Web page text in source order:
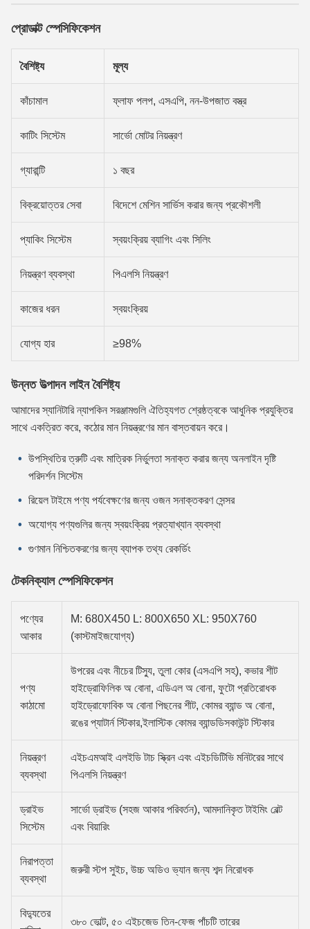
প্রোডাক্ট স্পেসিফিকেশন
বৈশিষ্ট্য মূল্য
কাঁচামাল ফ্লাফ পলপ, এসএপি, নন-উপজাত বস্ত্র
কাটিং সিস্টেম সার্ভো মোটর নিয়ন্ত্রণ
গ্যারান্টি ১ বছর
বিক্রয়োত্তর সেবা বিদেশে মেশিন সার্ভিস করার জন্য প্রকৌশলী
প্যাকিং সিস্টেম স্বয়ংক্রিয় ব্যাগিং এবং সিলিং
নিয়ন্ত্রণ ব্যবস্থা পিএলসি নিয়ন্ত্রণ
কাজের ধরন স্বয়ংক্রিয়
যোগ্য হার ≥98%
উন্নত উত্পাদন লাইন বৈশিষ্ট্য
আমাদের স্যানিটারি ন্যাপকিন সরঞ্জামগুলি ঐতিহ্যগত শ্রেষ্ঠত্বকে আধুনিক প্রযুক্তির
সাথে একত্রিত করে, কঠোর মান নিয়ন্ত্রণের মান বাস্তবায়ন করে।
উপস্থিতির ত্রুটি এবং মাত্রিক নির্ভুলতা সনাক্ত করার জন্য অনলাইন দৃষ্টি
পরিদর্শন সিস্টেম
রিয়েল টাইমে পণ্য পর্যবেক্ষণের জন্য ওজন সনাক্তকরণ সেন্সর
অযোগ্য পণ্যগুলির জন্য স্বয়ংক্রিয় প্রত্যাখ্যান ব্যবস্থা
গুণমান নিশ্চিতকরণের জন্য ব্যাপক তথ্য রেকর্ডিং
টেকনিক্যাল স্পেসিফিকেশন
পণ্যের
আকার
M: 680X450 L: 800X650 XL: 950X760
(কাস্টমাইজযোগ্য)
পণ্য
কাঠামো
উপরের এবং নীচের টিস্যু, তুলা কোর (এসএপি সহ), কভার শীট
হাইড্রোফিলিক অ বোনা, এডিএল অ বোনা, ফুটো প্রতিরোধক
হাইড্রোফোবিক অ বোনা পিছনের শীট, কোমর ব্যান্ড অ বোনা,
রঙের প্যাটার্ন স্টিকার,ইলাস্টিক কোমর ব্যান্ডডিসকাউন্ট স্টিকার
নিয়ন্ত্রণ
ব্যবস্থা
এইচএমআই এলইডি টাচ স্ক্রিন এবং এইচডিটিভি মনিটরের সাথে
পিএলসি নিয়ন্ত্রণ
ড্রাইভ
সিস্টেম
সার্ভো ড্রাইভ (সহজ আকার পরিবর্তন), আমদানিকৃত টাইমিং বেল্ট
এবং বিয়ারিং
নিরাপত্তা
ব্যবস্থা
জরুরী স্টপ সুইচ, উচ্চ অডিও ভ্যান জন্য শব্দ নিরোধক
বিদ্যুতের
৩৮০ ভোল্ট, ৫০ এইচজেড তিন-ফেজ পাঁচটি তারের